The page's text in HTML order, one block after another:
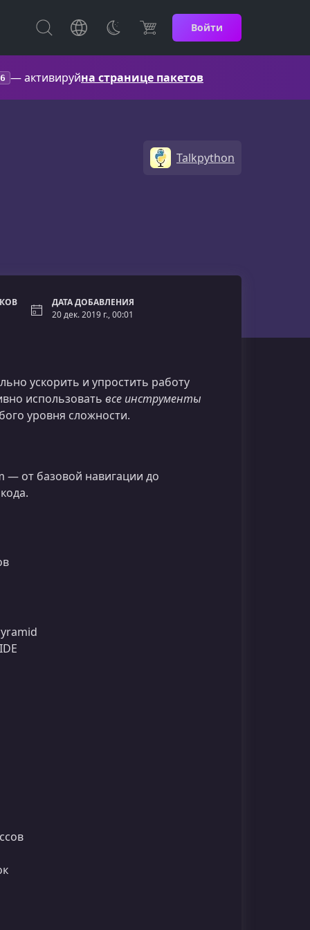
Войти
— активируйна странице пакетов
Talkpython
ДАТА ДОБАВЛЕНИЯ
20 дек. 2019 г., 00:01
ускорить и упростить работу
использовать все инструменты
уровня сложности.
— от базовой навигации до